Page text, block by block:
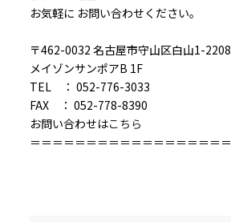
お気軽に お問い合わせください。
〒462-0032 名古屋市守山区白山1-2208
メイゾンサンポアB 1F
TEL ： 052-776-3033
FAX ： 052-778-8390
お問い合わせはこちら
＝＝＝＝＝＝＝＝＝＝＝＝＝＝＝＝＝